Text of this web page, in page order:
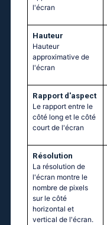
l'écran
Hauteur
Hauteur
approximative de
l'écran
Rapport d'aspect
Le rapport entre le
côté long et le côté
court de l'écran
Résolution
La résolution de
l'écran montre le
nombre de pixels
sur le côté
horizontal et
vertical de l'écran.